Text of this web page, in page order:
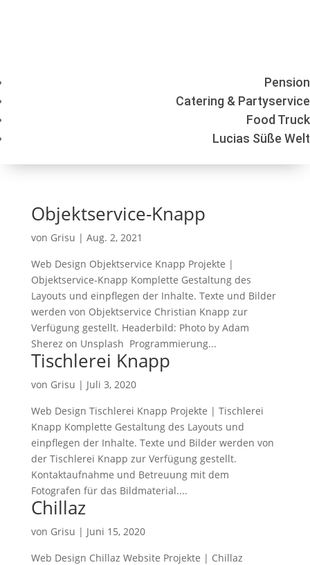
Pension
Catering & Partyservice
Food Truck
Lucias Süße Welt
Objektservice-Knapp
von Grisu | Aug. 2, 2021
Web Design Objektservice Knapp Projekte |
Objektservice-Knapp Komplette Gestaltung des
Layouts und einpflegen der Inhalte. Texte und Bilder
werden von Objektservice Christian Knapp zur
Verfügung gestellt. Headerbild: Photo by Adam
Sherez on Unsplash Programmierung...
Tischlerei Knapp
von Grisu | Juli 3, 2020
Web Design Tischlerei Knapp Projekte | Tischlerei
Knapp Komplette Gestaltung des Layouts und
einpflegen der Inhalte. Texte und Bilder werden von
der Tischlerei Knapp zur Verfügung gestellt.
Kontaktaufnahme und Betreuung mit dem
Fotografen für das Bildmaterial....
Chillaz
von Grisu | Juni 15, 2020
Web Design Chillaz Website Projekte | Chillaz